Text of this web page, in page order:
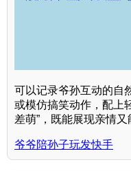
可以记录爷孙互动的自
或模仿搞笑动作，配上
差萌”，既能展现亲情又
爷爷陪孙子玩发快手